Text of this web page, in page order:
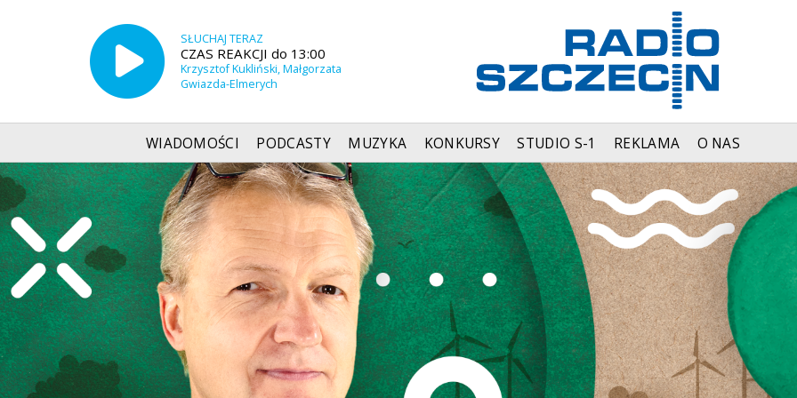
SŁUCHAJ TERAZ
CZAS REAKCJI do 13:00
Krzysztof Kukliński, Małgorzata
Gwiazda-Elmerych
WIADOMOŚCI PODCASTY MUZYKA KONKURSY STUDIO S-1 REKLAMA O NAS